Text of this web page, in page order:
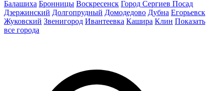
Балашиха Бронницы Воскресенск Город Сергиев Посад
Дзержинский Долгопрудный Домодедово Дубна Егорьевск
Жуковский Звенигород Ивантеевка Кашира Клин Показать
все города